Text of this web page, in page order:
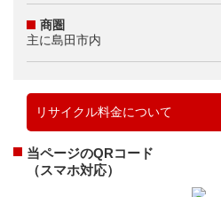
商圏
主に島田市内
リサイクル料金について
当ページのQRコード
（スマホ対応）